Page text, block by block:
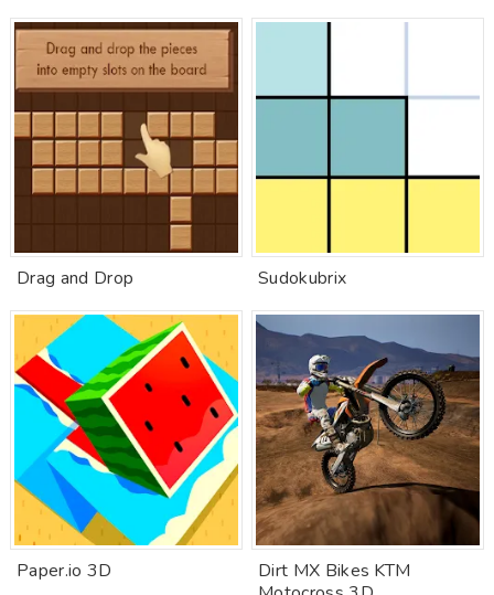
Drag and Drop Sudokubrix
Paper.io 3D
Dirt MX Bikes KTM